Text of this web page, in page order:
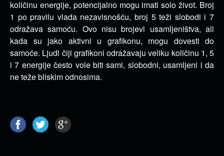
količinu energije, potencijalno mogu imati solo život. Broj
1 po pravilu vlada nezavisnošću, broj 5 teži slobodi i 7
odražava samoću. Ovo nisu brojevi usamljeništva, ali
kada su jako aktivni u grafikonu, mogu dovesti do
samoće. Ljudi čiji grafikoni odražavaju veliku količinu 1, 5
i 7 energije često vole biti sami, slobodni, usamljeni i da
ne teže bliskim odnosima.